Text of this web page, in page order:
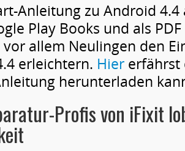
Anleitung zu Android 4.4
Play Books und als
allem Neulingen den
erleichtern. Hier erfährst
herunterladen
Profis von iFixit